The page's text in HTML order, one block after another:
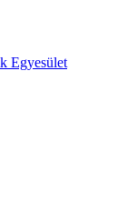
Egyesület